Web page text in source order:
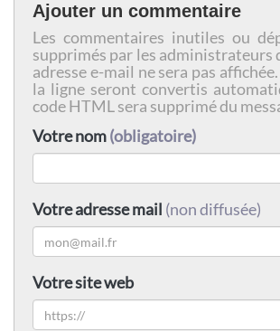
Ajouter un commentaire
Les commentaires inutiles ou
supprimés par les administrateurs
adresse e-mail ne sera pas
la ligne seront convertis
code HTML sera supprimé du
Votre nom(obligatoire)
Votre adresse mail (non diffusée)
Votre site web